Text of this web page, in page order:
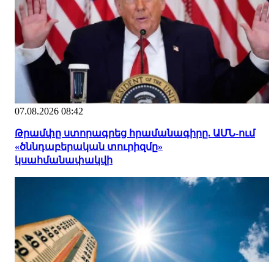
07.08.2026 08:42
Թրամփը ստորագրեց հրամանագիրը. ԱՄՆ-ում
«ծննդաբերական տուրիզմը»
կսահմանափակվի